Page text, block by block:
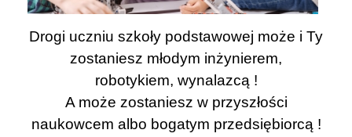
Drogi uczniu szkoły podstawowej może i Ty
zostaniesz młodym inżynierem,
robotykiem, wynalazcą !
A może zostaniesz w przyszłości
naukowcem albo bogatym przedsiębiorcą !